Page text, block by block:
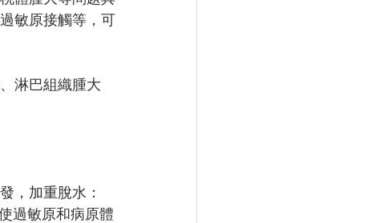
敏原接觸等，可
淋巴組織腫大
，加重脫水：
過敏原和病原體